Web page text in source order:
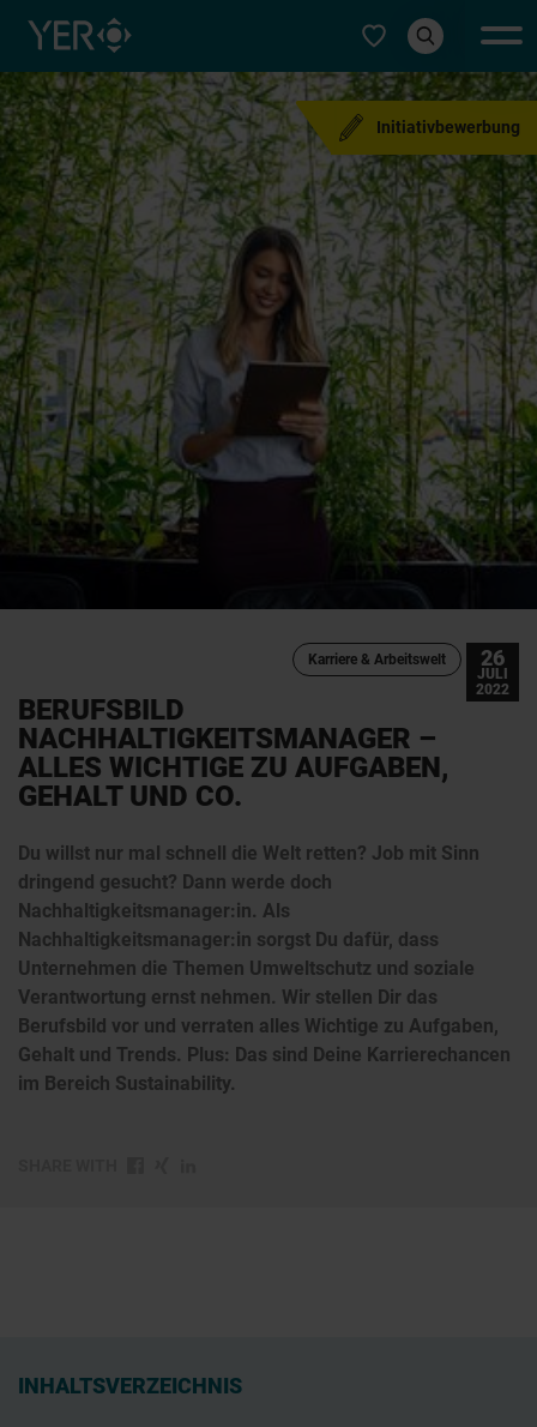
Typ auswählen
Karriere & Arbeitswelt
BERUFSBILD
NACHHALTIGKEITSMANAGER –
ALLES WICHTIGE ZU AUFGABEN,
GEHALT UND CO.
Du willst nur mal schnell die Welt retten? Job mit Sinn
dringend gesucht? Dann werde doch
Nachhaltigkeitsmanager:in. Als
Nachhaltigkeitsmanager:in sorgst Du dafür, dass
Unternehmen die Themen Umweltschutz und soziale
Verantwortung ernst nehmen. Wir stellen Dir das
Berufsbild vor und verraten alles Wichtige zu Aufgaben,
Gehalt und Trends. Plus: Das sind Deine Karrierechancen
im Bereich Sustainability.
26
JULI
2022
Initiativbewerbung
INHALTSVERZEICHNIS